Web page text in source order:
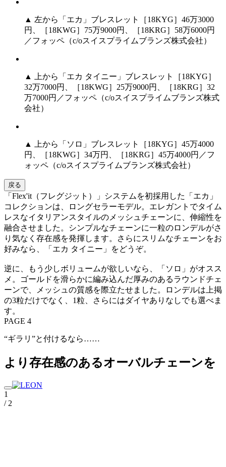
▲ 左から「エカ」ブレスレット［18KYG］46万3000
円、［18KWG］75万9000円、［18KRG］58万6000円
／フォッペ（c/oスイスプライムブランズ株式会社）
▲ 上から「エカ タイニー」ブレスレット［18KYG］
32万7000円、［18KWG］25万9000円、［18KRG］32
万7000円／フォッペ（c/oスイスプライムブランズ株式
会社）
▲ 上から「ソロ」ブレスレット［18KYG］45万4000
円、［18KWG］34万円、［18KRG］45万4000円／フ
ォッペ（c/oスイスプライムブランズ株式会社）
戻る
「Flex'it（フレグジット）」システムを初採用した「エカ」
コレクションは、ロングセラーモデル。エレガントでタイム
レスなイタリアンスタイルのメッシュチェーンに、伸縮性を
融合させました。シンプルなチェーンに一粒のロンデルがさ
り気なく存在感を発揮します。さらにスリムなチェーンをお
好みなら、「エカ タイニー」をどうぞ。
逆に、もう少しボリュームが欲しいなら、「ソロ」がオスス
メ。ゴールドを滑らかに編み込んだ厚みのあるラウンドチェ
ーンで、メッシュの質感を際立たせました。ロンデルは上掲
の3粒だけでなく、1粒、さらにはダイヤありなしでも選べま
す。
PAGE 4
“ギラリ”と付けるなら……
より存在感のあるオーバルチェーンを
1
/ 2